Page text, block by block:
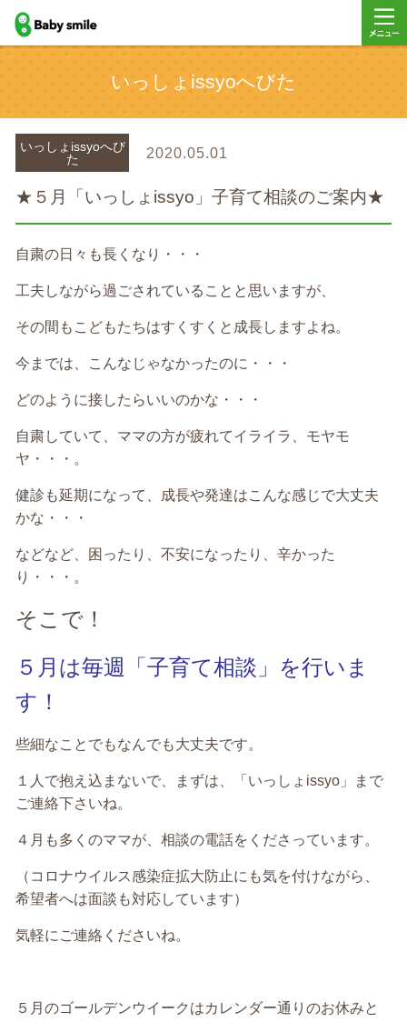
baby smile
いっしょissyoへびた
いっしょissyoへび
た
2020.05.01
★５月「いっしょissyo」子育て相談のご案内★
自粛の日々も長くなり・・・
工夫しながら過ごされていることと思いますが、
その間もこどもたちはすくすくと成長しますよね。
今までは、こんなじゃなかったのに・・・
どのように接したらいいのかな・・・
自粛していて、ママの方が疲れてイライラ、モヤモ
ヤ・・・。
健診も延期になって、成長や発達はこんな感じで大丈夫
かな・・・
などなど、困ったり、不安になったり、辛かった
り・・・。
そこで！
５月は毎週「子育て相談」を行いま
す！
些細なことでもなんでも大丈夫です。
１人で抱え込まないで、まずは、「いっしょissyo」まで
ご連絡下さいね。
４月も多くのママが、相談の電話をくださっています。
（コロナウイルス感染症拡大防止にも気を付けながら、
希望者へは面談も対応しています）
気軽にご連絡くださいね。
５月のゴールデンウイークはカレンダー通りのお休みと